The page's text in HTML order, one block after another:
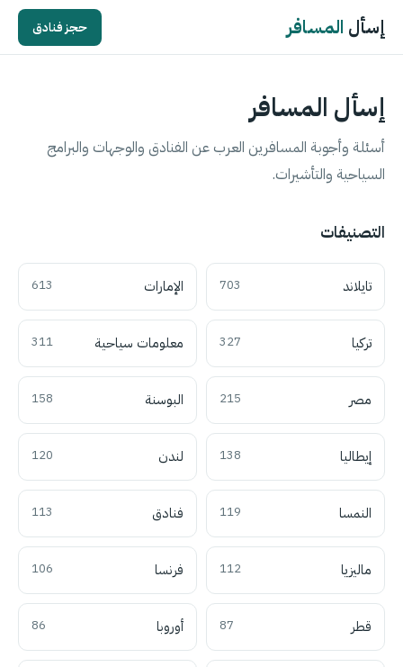
إسأل المسافر حجز فنادق
إسأل المسافر
أسئلة وأجوبة المسافرين العرب عن الفنادق والوجهات والبرامج
السياحية والتأشيرات.
التصنيفات
تايلاند 703 الإمارات 613
تركيا 327 معلومات سياحية 311
مصر 215 البوسنة 158
إيطاليا 138 لندن 120
النمسا 119 فنادق 113
ماليزيا 112 فرنسا 106
قطر 87 أوروبا 86